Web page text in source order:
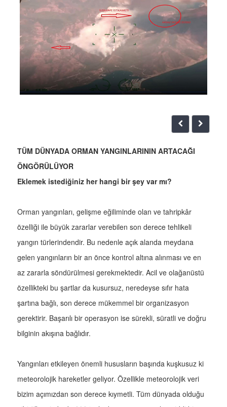
TÜM DÜNYADA ORMAN YANGINLARININ ARTACAĞI
ÖNGÖRÜLÜYOR
Eklemek istediğiniz her hangi bir şey var mı?
Orman yangınları, gelişme eğiliminde olan ve tahripkâr
özelliği ile büyük zararlar verebilen son derece tehlikeli
yangın türlerindendir. Bu nedenle açık alanda meydana
gelen yangınların bir an önce kontrol altına alınması ve en
az zararla söndürülmesi gerekmektedir. Acil ve olağanüstü
özellikteki bu şartlar da kusursuz, neredeyse sıfır hata
şartına bağlı, son derece mükemmel bir organizasyon
gerektirir. Başarılı bir operasyon ise sürekli, süratli ve doğru
bilginin akışına bağlıdır.
Yangınları etkileyen önemli hususların başında kuşkusuz ki
meteorolojik hareketler geliyor. Özellikle meteorolojik veri
bizim açımızdan son derece kıymetli. Tüm dünyada olduğu